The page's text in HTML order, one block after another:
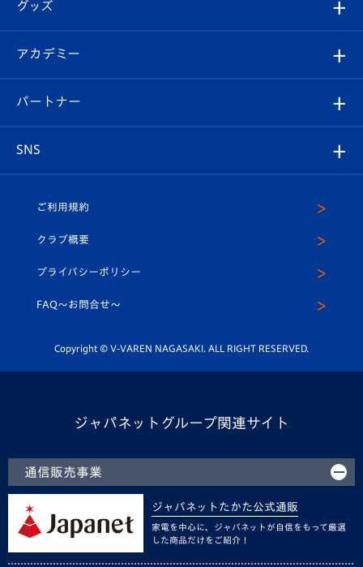
チケット
イベント
メディア
ホームタウン
スタッフプロフィール
マスコット紹介
平和祈念活動
ホームタウン活動
Revive Team
ヴィヴィくんの長崎おもてなしガイド
フォトギャラリー
スタジアムグルメ
V-LOVERS（ファンクラブ）
プレイヤーズスイート
グッズ
オンラインショップ
店舗情報
アカデミー
育成からのお知らせ
U-18
スクール
パートナー
SNS
ヴィヴィくんインスタグラム
公式LINE＠
ご利用規約
クラブ概要
プライバシーポリシー
FAQ〜お問合せ〜
Copyright © V-VAREN NAGASAKI. ALL RIGHT RESERVED.
ジャパネットグループ関連サイト
通信販売事業
ジャパネットたかた公式通販
家電を中心に、ジャパネットが自信をもって厳選
した商品だけをご紹介！